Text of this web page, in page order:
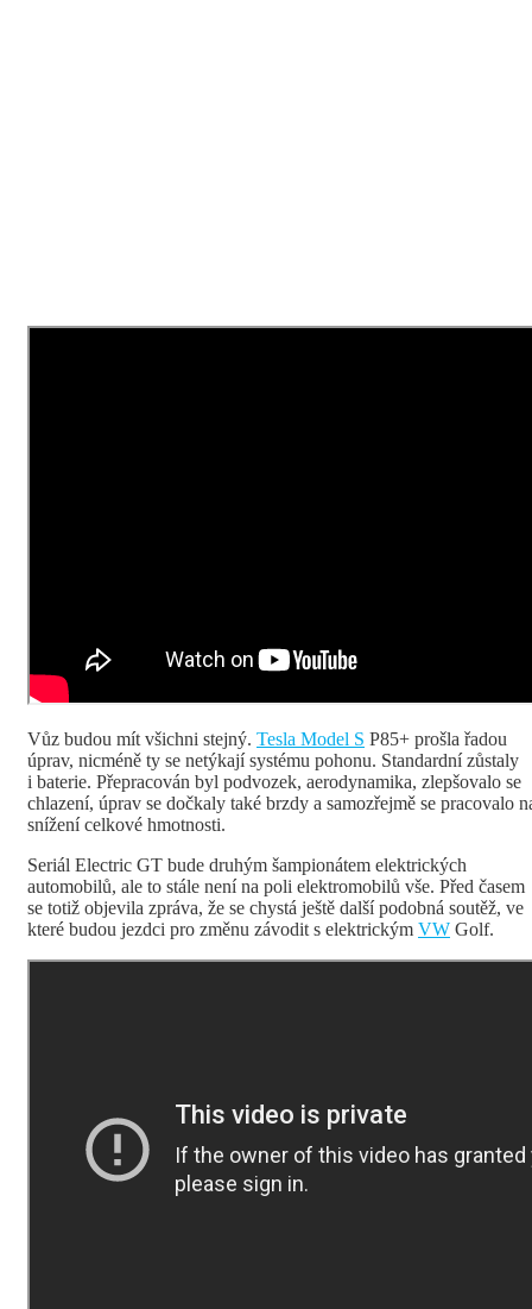
Vůz budou mít všichni stejný. Tesla Model S P85+ prošla řadou
úprav, nicméně ty se netýkají systému pohonu. Standardní zůstaly
i baterie. Přepracován byl podvozek, aerodynamika, zlepšovalo se
chlazení, úprav se dočkaly také brzdy a samozřejmě se pracovalo
snížení celkové hmotnosti.
Seriál Electric GT bude druhým šampionátem elektrických
automobilů, ale to stále není na poli elektromobilů vše. Před časem
se totiž objevila zpráva, že se chystá ještě další podobná soutěž, ve
které budou jezdci pro změnu závodit s elektrickým VW Golf.